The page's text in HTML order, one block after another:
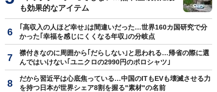
も効果的なアイテム
｢高収入の人ほど幸せ｣は間違いだった…世界160カ国研究で分
かった｢幸福を感じにくくなる年収｣の分岐点
襟付きなのに周囲から｢だらしない｣と思われる…帰省の際に選
んではいけない｢ユニクロの2990円のポロシャツ｣
だから習近平は心底焦っている…中国のITもEVも壊滅させる力
を持つ日本が世界シェア8割を握る"素材"の名前